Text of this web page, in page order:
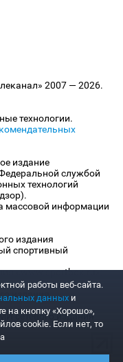
2007 — 2026.
технологии.
издание
службой
технологий
массовой информации
издания
спортивный
«www.sportbox.ru»:
издания
сетевого издания
работы веб-сайта.
данных и
на кнопку «Хорошо»,
cookie. Если нет, то